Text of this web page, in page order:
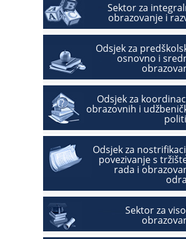
Sektor za
obrazovanje i
Odsjek za
osnovno i
Odsjek za
obrazovnih i
Odsjek za
povezivanje s
rada i
Sektor za